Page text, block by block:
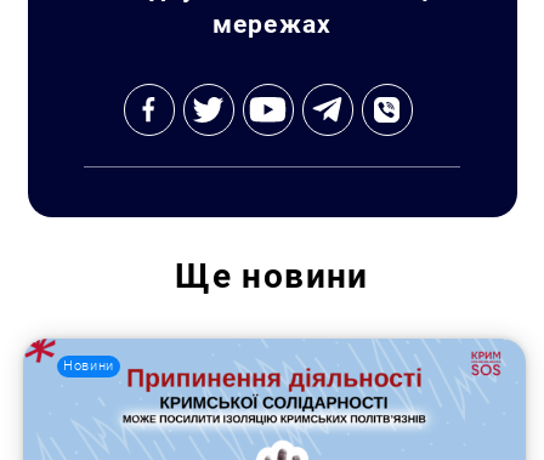
Пошук за запитом:
мережах
Ще новини
Новини